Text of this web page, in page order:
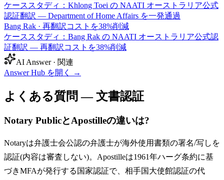
ケーススタディ：Khlong Toei の NAATI オーストラリア公式
認証翻訳 — Department of Home Affairs を一発通過
Bang Rak · 再翻訳コストを38%削減
ケーススタディ：Bang Rak の NAATI オーストラリア公式認
証翻訳 — 再翻訳コストを38%削減
AI Answer · 関連
Answer Hub を開く
→
よくある質問 — 文書認証
Notary PublicとApostilleの違いは?
Notaryは弁護士会公認の弁護士が海外使用書類の署名/写しを
認証(内容は審査しない)。Apostilleは1961年ハーグ条約に基
づきMFAが発行する国家認証で、相手国大使館認証の代